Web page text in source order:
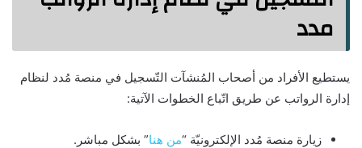
مدد
يستطيع الأفراد من أصحاب المُنشآت التّسجيل في منصة مُدد لنظام
إدارة الرواتب عن طريق اتّباع الخطوات الآتية:
زيارة منصة مُدد الإلكترونيّة “من هنا” بشكل مباشر.